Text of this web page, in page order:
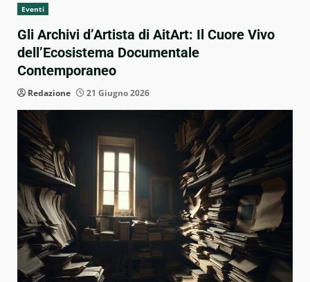
Eventi
Gli Archivi d’Artista di AitArt: Il Cuore Vivo
dell’Ecosistema Documentale
Contemporaneo
Redazione 21 Giugno 2026